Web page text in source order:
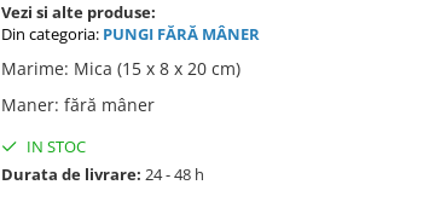
Vezi si alte produse:
Din categoria: PUNGI FĂRĂ MÂNER
Marime: Mica (15 x 8 x 20 cm)
Maner: fără mâner
IN STOC
Durata de livrare: 24 - 48 h